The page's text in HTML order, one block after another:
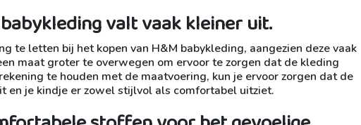
valt vaak kleiner uit.
te letten bij het kopen van H&M babykleding, aangezien deze vaak
maat groter te overwegen om ervoor te zorgen dat de kleding
te houden met de maatvoering, kun je ervoor zorgen dat de
en je kindje er zowel stijlvol als comfortabel uitziet.